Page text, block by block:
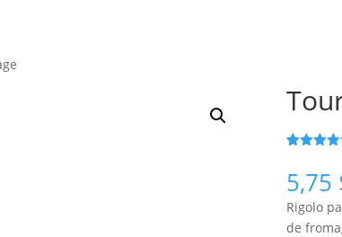
basé
notation
client
5,75
Rigolo
de